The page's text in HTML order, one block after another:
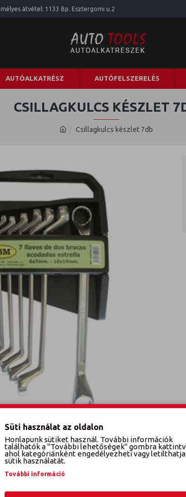
átvétel: 1133 Bp. Esztergomi u.2
AUTÓALKATRÉSZ AUTÓFELSZERELÉS
Csillagkulcs készlet 7db
CSILLAGKULCS KÉSZLET
Süti használat az oldalon
Honlapunk sütiket használ. További információk
találhatók a "További lehetőségek" gombra
ahol kategóriánként engedélyezheti vagy letilthatja
sütik használatát.
További információ